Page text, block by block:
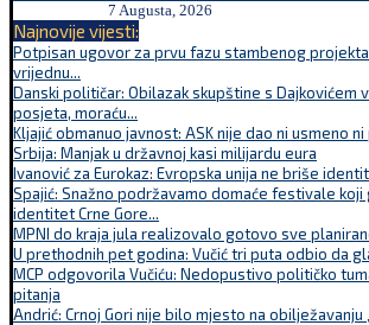
7 Augusta, 2026
Najnovije vijesti:
Potpisan ugovor za prvu fazu stambenog
vrijednu...
Danski političar: Obilazak skupštine s Dajkovićem
posjeta, moraću...
Kljajić obmanuo javnost: ASK nije dao ni usmeno
Srbija: Manjak u državnoj kasi milijardu eura
Ivanović za Eurokaz: Evropska unija ne briše
Spajić: Snažno podržavamo domaće festivale koji
identitet Crne Gore...
MPNI do kraja jula realizovalo gotovo sve
U prethodnih pet godina: Vučić tri puta odbio da
MCP odgovorila Vučiću: Nedopustivo političko
pitanja
Andrić: Crnoj Gori nije bilo mjesto na obilježavanju